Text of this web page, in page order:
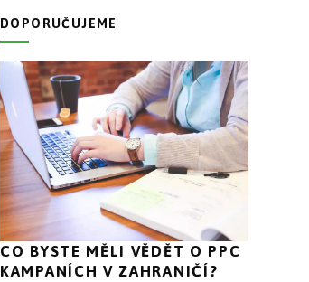
DOPORUČUJEME
CO BYSTE MĚLI VĚDĚT O PPC
KAMPANÍCH V ZAHRANIČÍ?